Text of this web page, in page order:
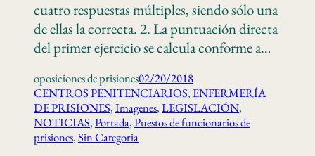
cuatro respuestas múltiples, siendo sólo una
de ellas la correcta. 2. La puntuación directa
del primer ejercicio se calcula conforme a…
oposiciones de prisiones02/20/2018
CENTROS PENITENCIARIOS, ENFERMERÍA
DE PRISIONES, Imagenes, LEGISLACIÓN
NOTICIAS, Portada, Puestos de funcionarios de
prisiones, Sin Categoria